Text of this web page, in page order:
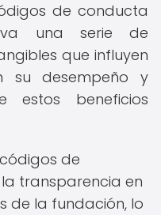
de conducta
una serie de
que influyen
su desempeño y
estos beneficios
de
transparencia en
de la fundación, lo